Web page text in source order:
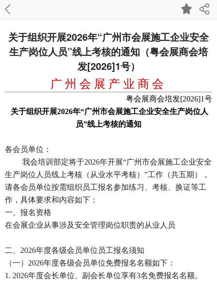
关于组织开展2026年“广州市会展施工企业安全
生产岗位人员”线上考核的通知（粤会展商会培
发[2026]1号）
广 州 会 展 产 业 商 会
粤会展商会培发[2026]1号
关于组织开展2026年“广州市会展施工企业安全生产岗位人
员”线上考核的通知
各会员单位：
我会培训部定将于2026年开展“广州市会展施工企业安全
生产岗位人员线上考核（从业水平考核）”工作（共五期），
请各会员单位按需组织员工报名参加练习、考核、换证等工
作，具体要求和内容如下：
一、报名资格
在会展企业从事涉及安全管理岗位职责的从业人员
二、2026年度各级会员单位员工报名须知
（一）2026年度各级会员单位免费报名名额如下：
1. 2026年度会长单位、副会长单位享有3名免费报名名额。